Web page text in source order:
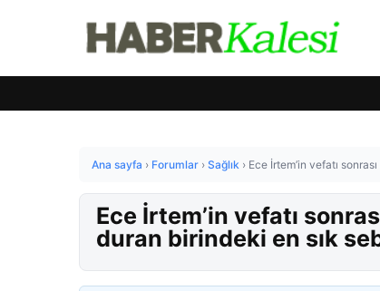
Ana sayfa › Forumlar › Sağlık › Ece İrtem’in vefatı
Ece İrtem’in vefatı
duran birindeki en sık